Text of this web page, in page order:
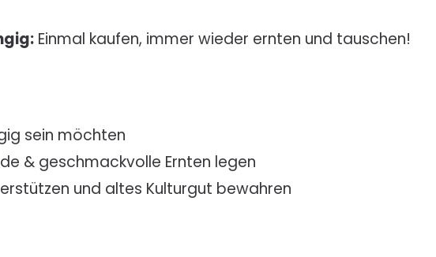
Einmal kaufen, immer wieder ernten und tauschen!
sein möchten
& geschmackvolle Ernten legen
und altes Kulturgut bewahren